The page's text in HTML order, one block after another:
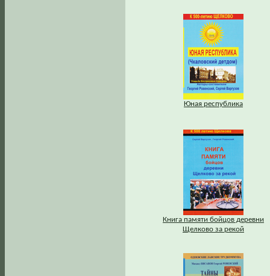
Юная республика
Книга памяти бойцов деревни
Щелково за рекой